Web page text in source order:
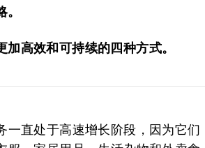
高效和可持续的四种方式。
一直处于高速增长阶段，因为它们